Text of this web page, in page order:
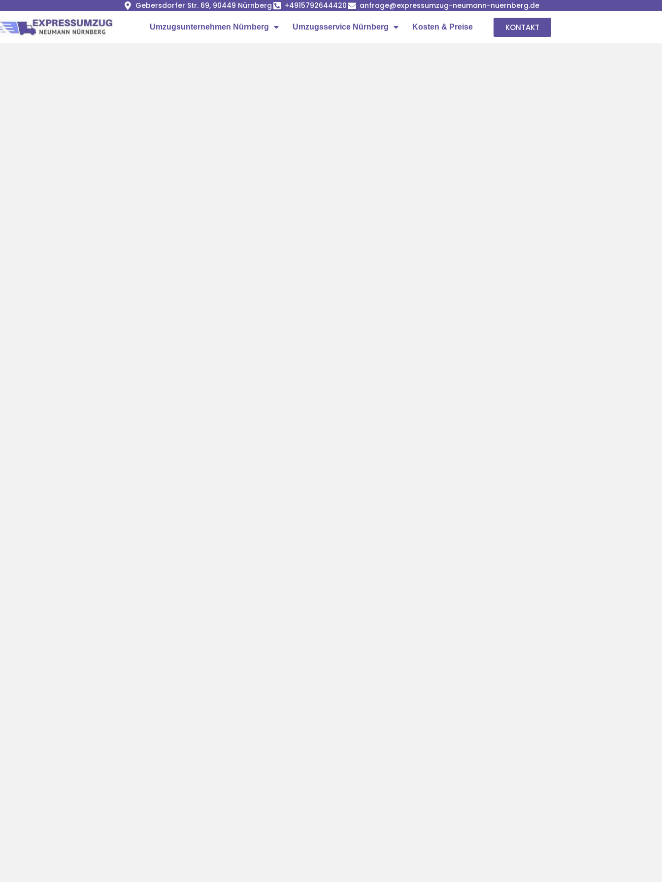
Gebersdorfer Str. 69, 90449 Nürnberg +4915792644420 anfrage@expressumzug-neumann-nuernberg.de
Umzugsunternehmen Nürnberg Umzugsservice Nürnberg Kosten & Preise KONTAKT